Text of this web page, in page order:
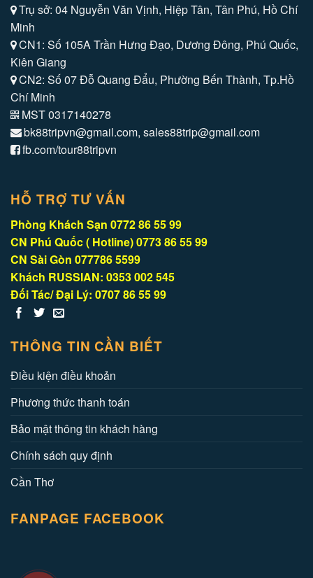
Trụ sở: 04 Nguyễn Văn Vịnh, Hiệp Tân, Tân Phú, Hồ Chí
Minh
CN1: Số 105A Trần Hưng Đạo, Dương Đông, Phú Quốc,
Kiên Giang
CN2: Số 07 Đỗ Quang Đẩu, Phường Bến Thành, Tp.Hồ
Chí Minh
MST 0317140278
bk88tripvn@gmail.com, sales88trip@gmail.com
fb.com/tour88tripvn
HỖ TRỢ TƯ VẤN
Phòng Khách Sạn 0772 86 55 99
CN Phú Quốc ( Hotline) 0773 86 55 99
CN Sài Gòn 077786 5599
Khách RUSSIAN: 0353 002 545
Đối Tác/ Đại Lý: 0707 86 55 99
THÔNG TIN CẦN BIẾT
Điều kiện điều khoản
Phương thức thanh toán
Bảo mật thông tin khách hàng
Chính sách quy định
Cần Thơ
FANPAGE FACEBOOK